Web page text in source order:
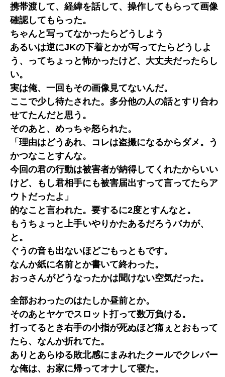
携帯渡して、経緯を話して、操作してもらって画像
確認してもらった。
ちゃんと写ってなかったらどうしよう
あるいは逆にJKの下着とかが写ってたらどうしよ
う、ってちょっと怖かったけど、大丈夫だったらし
い。
実は俺、一回もその画像見てないんだ。
ここで少し待たされた。多分他の人の話とすり合わ
せてたんだと思う。
そのあと、めっちゃ怒られた。
「理由はどうあれ、コレは盗撮になるからダメ。う
かつなことすんな。
今回の君の行動は被害者が納得してくれたからいい
けど、もし君相手にも被害届出すって言ってたらア
ウトだったよ」
的なこと言われた。要するに2度とすんなと。
もうちょっと上手いやりかたあるだろうバカが、
と。
ぐうの音も出ないほどごもっともです。
なんか紙に名前とか書いて終わった。
おっさんがどうなったかは聞けない空気だった。
全部おわったのはたしか昼前とか。
そのあとヤケでスロット打って数万負ける。
打ってるとき右手の小指が死ぬほど痛ぇとおもって
たら、なんか折れてた。
ありとあらゆる敗北感にまみれたクールでクレバー
な俺は、お家に帰ってオナして寝た。